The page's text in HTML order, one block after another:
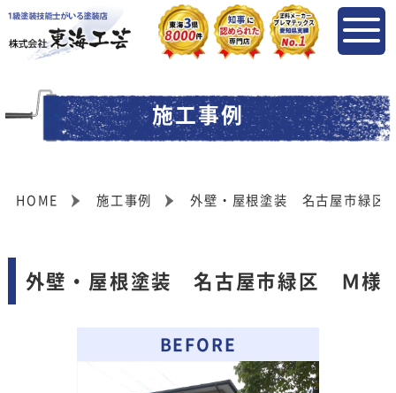
施工事例
HOME 施工事例 外壁・屋根塗装 名古屋市緑区
外壁・屋根塗装 名古屋市緑区 Ｍ様
BEFORE